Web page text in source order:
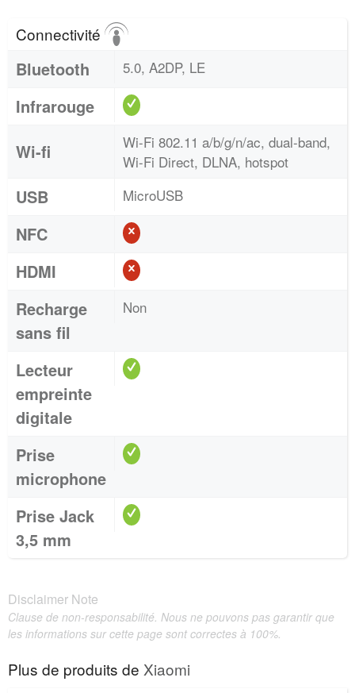
Connectivité
Bluetooth 5.0, A2DP, LE
Infrarouge
Wi-fi
Wi-Fi 802.11 a/b/g/n/ac, dual-band,
Wi-Fi Direct, DLNA, hotspot
USB MicroUSB
NFC
HDMI
Recharge
sans fil
Non
Lecteur
empreinte
digitale
Prise
microphone
Prise Jack
3,5 mm
Disclaimer Note
Clause de non-responsabilité. Nous ne pouvons pas garantir que
les informations sur cette page sont correctes à 100%.
Plus de produits de Xiaomi